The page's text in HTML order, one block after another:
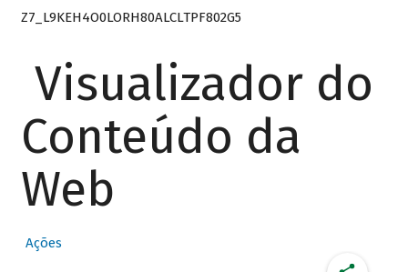
Z7_L9KEH4O0LORH80ALCLTPF802G5
Visualizador do
Conteúdo da
Web
Ações